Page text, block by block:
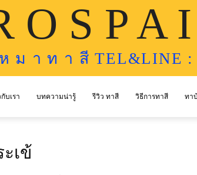
O S P A
ม า ท า สี TEL&LINE :
กับเรา บทความน่ารู้ รีวิว ทาสี วิธีการทาสี ทา
เข้